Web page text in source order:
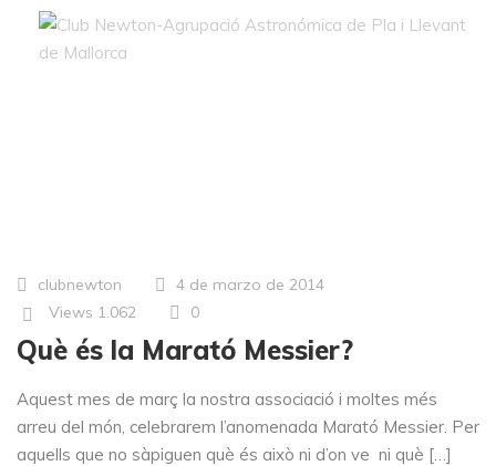
clubnewton
4 de marzo de 2014
Views 1.062 0
Què és la Marató Messier?
Aquest mes de març la nostra associació i moltes més
arreu del món, celebrarem l’anomenada Marató Messier. Per
aquells que no sàpiguen què és això ni d’on ve ni què […]